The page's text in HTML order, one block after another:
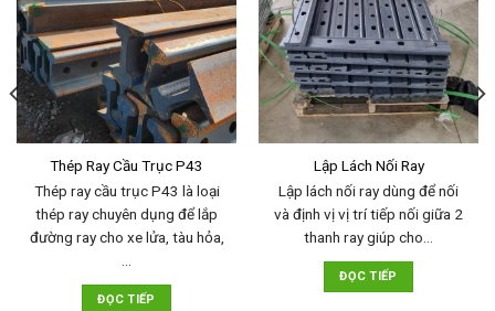
Thép Ray Cầu Trục P43
Thép ray cầu trục P43 là loại
thép ray chuyên dụng để lắp
đường ray cho xe lửa, tàu hỏa,
ĐỌC TIẾP
Lập Lách Nối Ray
Lập lách nối ray dùng để nối
và định vị vị trí tiếp nối giữa 2
thanh ray giúp cho…
ĐỌC TIẾP